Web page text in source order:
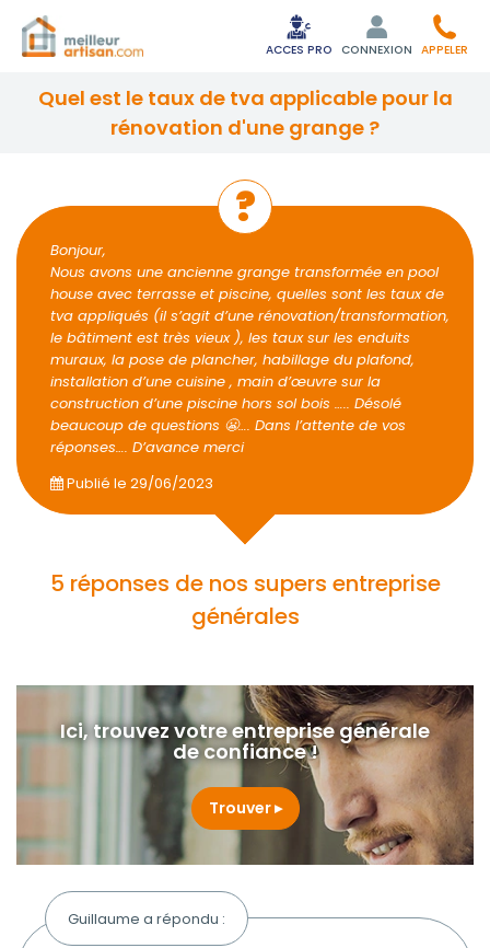
ACCES PRO CONNEXION APPELER
quel est le taux de tva applicable pour la
rénovation d'une grange ?
Bonjour,
Nous avons une ancienne grange transformée en pool
house avec terrasse et piscine, quelles sont les taux de
tva appliqués (il s’agit d’une rénovation/transformation,
le bâtiment est très vieux ), les taux sur les enduits
muraux, la pose de plancher, habillage du plafond,
installation d’une cuisine , main d’œuvre sur la
construction d’une piscine hors sol bois ….. Désolé
beaucoup de questions 😬…. Dans l’attente de vos
réponses…. D’avance merci
Publié le 29/06/2023
5 réponses de nos supers entreprise
générales
Ici, trouvez votre entreprise générale
de confiance !
Trouver
Guillaume a répondu :